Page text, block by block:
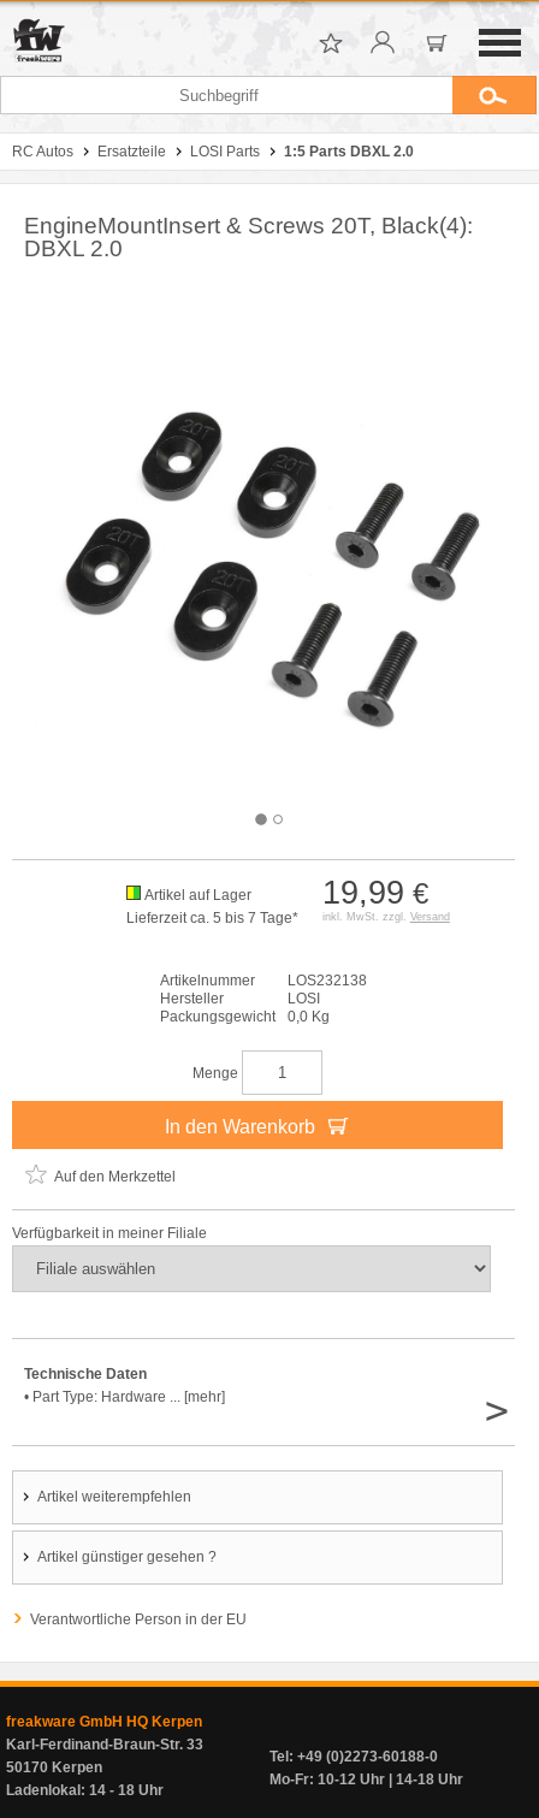
RC Autos Ersatzteile LOSI Parts 1:5 Parts DBXL 2.0
EngineMountInsert & Screws 20T, Black(4):
DBXL 2.0
19,99 €
inkl. MwSt. zzgl. Versand
Artikel auf Lager
Lieferzeit ca. 5 bis 7 Tage*
Artikelnummer
LOS232138
Hersteller
LOSI
Packungsgewicht
0,0 Kg
Menge
In den Warenkorb
Auf den Merkzettel
Verfügbarkeit in meiner Filiale
Technische Daten
• Part Type: Hardware ... [mehr]
>
Artikel weiterempfehlen
Artikel günstiger gesehen ?
Verantwortliche Person in der EU
freakware GmbH HQ Kerpen
Karl-Ferdinand-Braun-Str. 33
50170 Kerpen
Ladenlokal: 14 - 18 Uhr
Tel: +49 (0)2273-60188-0
Mo-Fr: 10-12 Uhr | 14-18 Uhr